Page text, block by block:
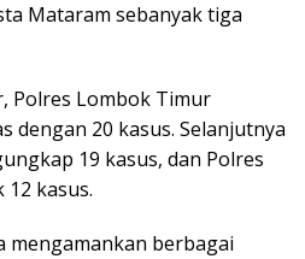
Mataram sebanyak tiga
Polres Lombok Timur
dengan 20 kasus. Selanjutnya
19 kasus, dan Polres
kasus.
mengamankan berbagai